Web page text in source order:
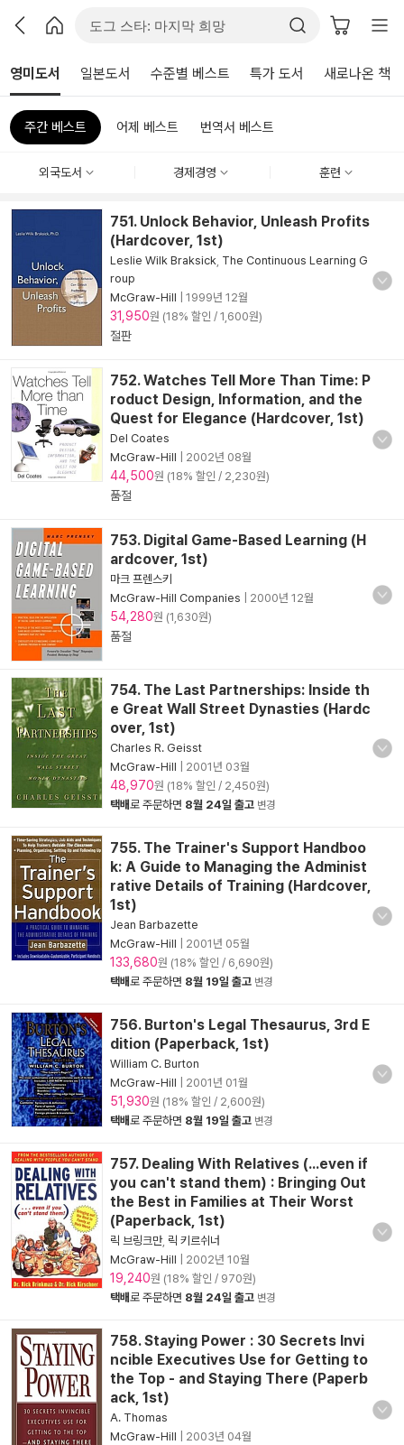
영미도서 일본도서 수준별 베스트 특가 도서 새로나온 책
주간 베스트 어제 베스트 번역서 베스트
외국도서 경제경영 훈련
751. Unlock Behavior, Unleash Profits
(Hardcover, 1st)
Leslie Wilk Braksick The Continuous Learning G
roup
McGraw-Hill
1999년 12월
31,950원 (18% 할인 / 1,600원)
절판
752. Watches Tell More Than Time: P
roduct Design, Information, and the
Quest for Elegance (Hardcover, 1st)
Del Coates
McGraw-Hill
2002년 08월
44,500원 (18% 할인 / 2,230원)
품절
753. Digital Game-Based Learning (H
ardcover, 1st)
마크 프렌스키
McGraw-Hill Companies
2000년 12월
54,280원 (1,630원)
품절
754. The Last Partnerships: Inside th
e Great Wall Street Dynasties (Hardc
over, 1st)
Charles R. Geisst
McGraw-Hill
2001년 03월
48,970원 (18% 할인 / 2,450원)
택배로 주문하면 8월 24일 출고 변경
755. The Trainer's Support Handboo
k: A Guide to Managing the Administ
rative Details of Training (Hardcover,
1st)
Jean Barbazette
McGraw-Hill
2001년 05월
133,680원 (18% 할인 / 6,690원)
택배로 주문하면 8월 19일 출고 변경
756. Burton's Legal Thesaurus, 3rd E
dition (Paperback, 1st)
William C. Burton
McGraw-Hill
2001년 01월
51,930원 (18% 할인 / 2,600원)
택배로 주문하면 8월 19일 출고 변경
757. Dealing With Relatives (...even if
you can't stand them) : Bringing Out
the Best in Families at Their Worst
(Paperback, 1st)
릭 브링크만, 릭 키르쉬너
McGraw-Hill
2002년 10월
19,240원 (18% 할인 / 970원)
택배로 주문하면 8월 24일 출고 변경
758. Staying Power : 30 Secrets Invi
ncible Executives Use for Getting to
the Top - and Staying There (Paperb
ack, 1st)
A. Thomas
McGraw-Hill
2003년 04월